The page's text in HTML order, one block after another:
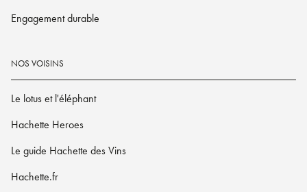
Engagement durable
NOS VOISINS
Le lotus et l'éléphant
Hachette Heroes
Le guide Hachette des Vins
Hachette.fr